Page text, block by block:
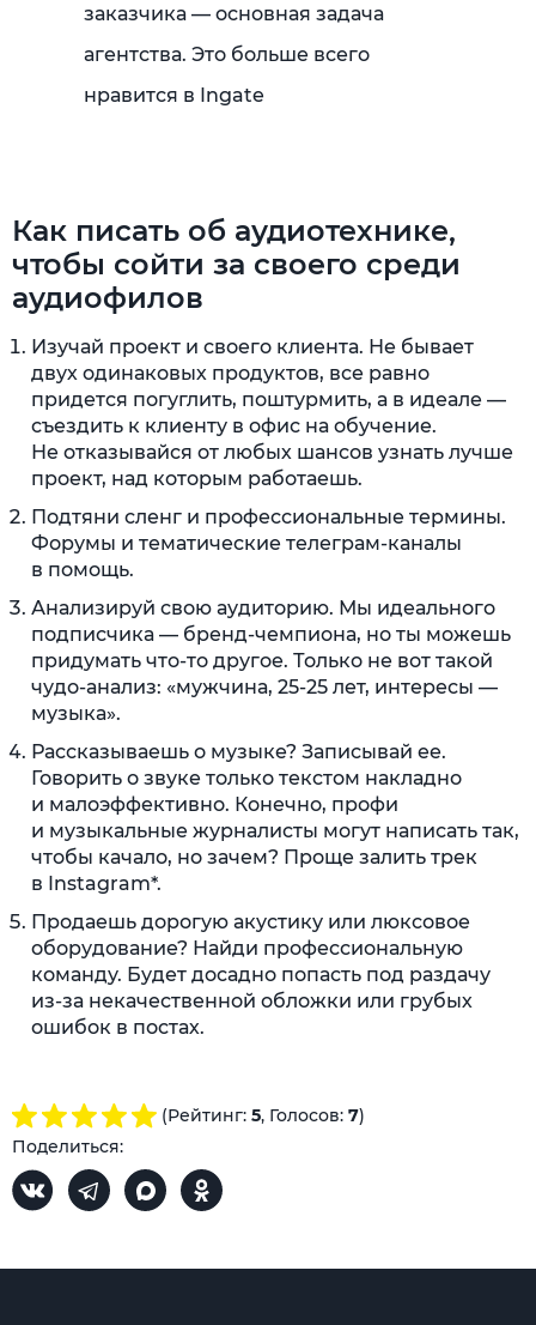
заказчика — основная задача
агентства. Это больше всего
нравится в Ingate
Как писать об аудиотехнике,
чтобы сойти за своего среди
аудиофилов
Изучай проект и своего клиента. Не бывает
двух одинаковых продуктов, все равно
придется погуглить, поштурмить, а в идеале —
съездить к клиенту в офис на обучение.
Не отказывайся от любых шансов узнать лучше
проект, над которым работаешь.
Подтяни сленг и профессиональные термины.
Форумы и тематические телеграм-каналы
в помощь.
Анализируй свою аудиторию. Мы идеального
подписчика — бренд-чемпиона, но ты можешь
придумать что-то другое. Только не вот такой
чудо-анализ: «мужчина, 25-25 лет, интересы —
музыка».
Рассказываешь о музыке? Записывай ее.
Говорить о звуке только текстом накладно
и малоэффективно. Конечно, профи
и музыкальные журналисты могут написать так,
чтобы качало, но зачем? Проще залить трек
в Instagram*.
Продаешь дорогую акустику или люксовое
оборудование? Найди профессиональную
команду. Будет досадно попасть под раздачу
из-за некачественной обложки или грубых
ошибок в постах.
(Рейтинг: 5, Голосов: 7)
Поделиться: